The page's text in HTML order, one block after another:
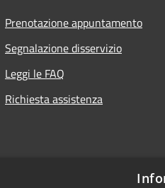
Prenotazione appuntamento
Segnalazione disservizio
Leggi le FAQ
Richiesta assistenza